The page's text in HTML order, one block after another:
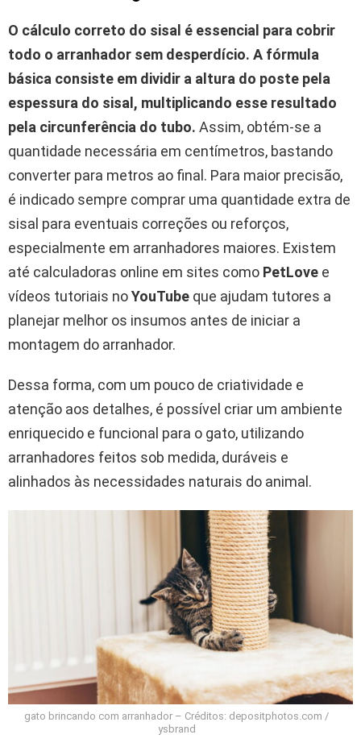
O cálculo correto do sisal é essencial para cobrir
todo o arranhador sem desperdício. A fórmula
básica consiste em dividir a altura do poste pela
espessura do sisal, multiplicando esse resultado
pela circunferência do tubo. Assim, obtém-se a
quantidade necessária em centímetros, bastando
converter para metros ao final. Para maior precisão,
é indicado sempre comprar uma quantidade extra de
sisal para eventuais correções ou reforços,
especialmente em arranhadores maiores. Existem
até calculadoras online em sites como PetLove e
vídeos tutoriais noYouTube que ajudam tutores a
planejar melhor os insumos antes de iniciar a
montagem do arranhador.
Dessa forma, com um pouco de criatividade e
atenção aos detalhes, é possível criar um ambiente
enriquecido e funcional para o gato, utilizando
arranhadores feitos sob medida, duráveis e
alinhados às necessidades naturais do animal.
gato brincando com arranhador – Créditos: depositphotos.com /
ysbrand